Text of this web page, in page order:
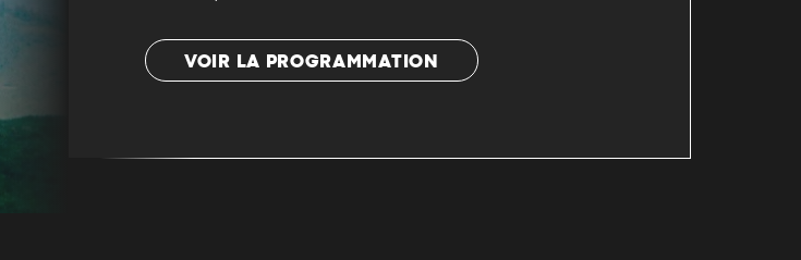
VOIR LA PROGRAMMATION